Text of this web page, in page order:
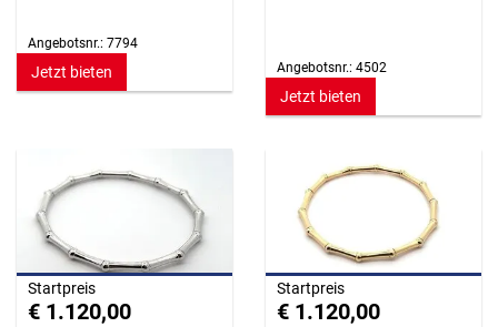
Angebotsnr.: 7794
Jetzt bieten Angebotsnr.: 4502
Jetzt bieten
Startpreis
€ 1.120,00
Startpreis
€ 1.120,00